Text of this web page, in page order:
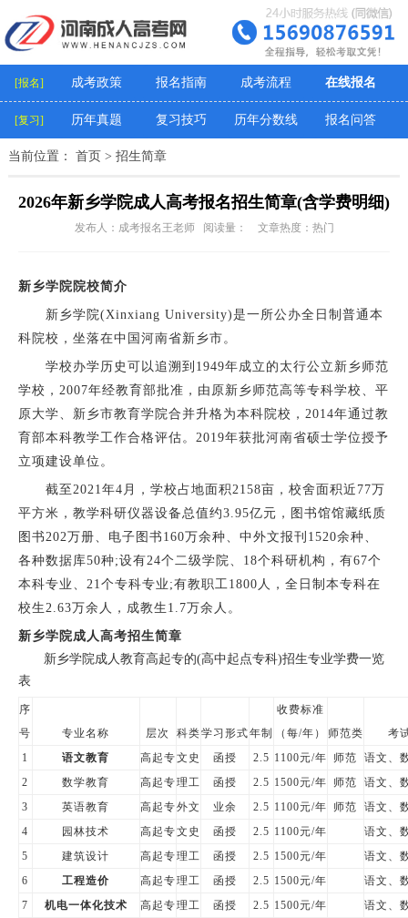
[报名] 成考政策 报名指南 成考流程 在线报名
[复习] 历年真题 复习技巧 历年分数线 报名问答
当前位置： 首页> 招生简章
2026年新乡学院成人高考报名招生简章(含学费明细)
发布人：成考报名王老师 阅读量： 文章热度：热门
新乡学院院校简介
新乡学院(Xinxiang University)是一所公办全日制普通本
科院校，坐落在中国河南省新乡市。
学校办学历史可以追溯到1949年成立的太行公立新乡师范
学校，2007年经教育部批准，由原新乡师范高等专科学校、平
原大学、新乡市教育学院合并升格为本科院校，2014年通过教
育部本科教学工作合格评估。2019年获批河南省硕士学位授予
立项建设单位。
截至2021年4月，学校占地面积2158亩，校舍面积近77万
平方米，教学科研仪器设备总值约3.95亿元，图书馆馆藏纸质
图书202万册、电子图书160万余种、中外文报刊1520余种、
各种数据库50种;设有24个二级学院、18个科研机构，有67个
本科专业、21个专科专业;有教职工1800人，全日制本专科在
校生2.63万余人，成教生1.7万余人。
新乡学院成人高考招生简章
新乡学院成人教育高起专的(高中起点专科)招生专业学费一览
表
序
号
专业名称 层次 科类学习形式年制
收费标准
（每/年）
师范类
考
1
语文教育 高起专文史 函授 2.5 1100元/年 师范
语文、
2
数学教育 高起专理工 函授 2.5 1500元/年 师范
语文、
3
英语教育 高起专外文 业余 2.5 1100元/年 师范
语文、
4
园林技术 高起专文史 函授 2.5 1100元/年
语文、
5
建筑设计 高起专理工 函授 2.5 1500元/年
语文、
6
工程造价 高起专理工 函授 2.5 1500元/年
语文、
7
机电一体化技术 高起专理工 函授 2.5 1500元/年
语文、